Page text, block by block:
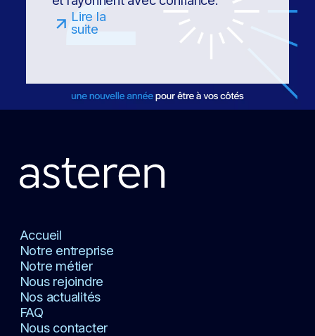
Lire la
suite
Accueil
Notre entreprise
Notre métier
Nous rejoindre
Nos actualités
FAQ
Nous contacter